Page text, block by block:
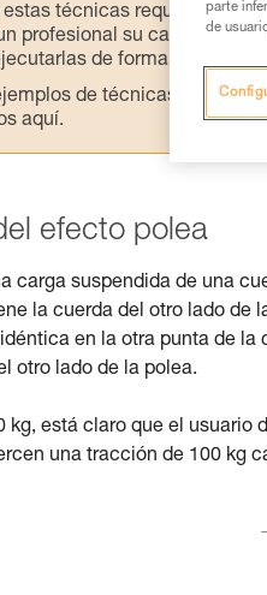
estas técnicas requiere una
profesional su capacidad
de forma autónoma.
de técnicas
aquí.
efecto polea
carga suspendida de una
la cuerda del otro lado de
en la otra punta de
otro lado de la polea.
kg, está claro que el usuario
una tracción de 100 kg
parte
de